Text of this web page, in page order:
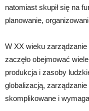
natomiast skupił się na
planowanie,
W XX wieku zarządzanie
zaczęło obejmować
produkcja i zasoby
globalizacją,
skomplikowane i